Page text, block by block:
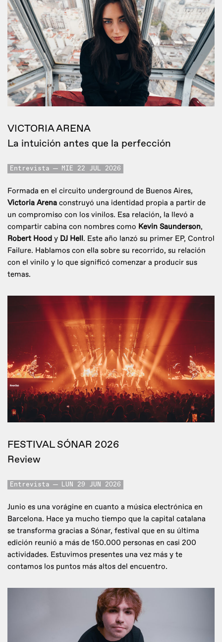
VICTORIA ARENA
La intuición antes que la perfección
Entrevista MIE 22 JUL 2026
Formada en el circuito underground de Buenos Aires,
Victoria Arena construyó una identidad propia a partir de
un compromiso con los vinilos. Esa relación, la llevó a
compartir cabina con nombres como Kevin Saunderson,
Robert Hood y DJ Hell. Este año lanzó su primer EP, Control
Failure. Hablamos con ella sobre su recorrido, su relación
con el vinilo y lo que significó comenzar a producir sus
temas.
FESTIVAL SÓNAR 2026
Review
Entrevista LUN 29 JUN 2026
Junio es una vorágine en cuanto a música electrónica en
Barcelona. Hace ya mucho tiempo que la capital catalana
se transforma gracias a Sónar, festival que en su última
edición reunió a más de 150.000 personas en casi 200
actividades. Estuvimos presentes una vez más y te
contamos los puntos más altos del encuentro.